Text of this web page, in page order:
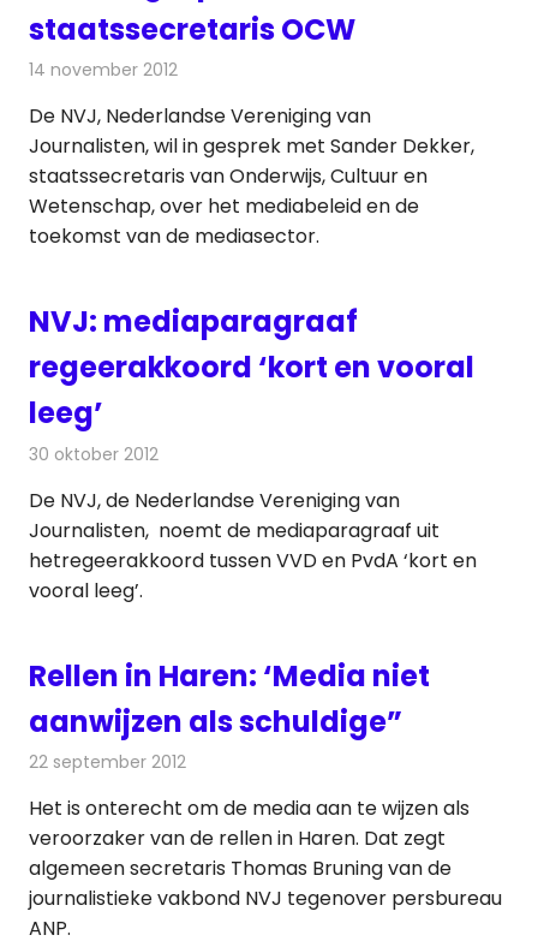
staatssecretaris OCW
14 november 2012
De NVJ, Nederlandse Vereniging van
Journalisten, wil in gesprek met Sander Dekker,
staatssecretaris van Onderwijs, Cultuur en
Wetenschap, over het mediabeleid en de
toekomst van de mediasector.
NVJ: mediaparagraaf
regeerakkoord ‘kort en vooral
leeg’
30 oktober 2012
De NVJ, de Nederlandse Vereniging van
Journalisten, noemt de mediaparagraaf uit
hetregeerakkoord tussen VVD en PvdA ‘kort en
vooral leeg’.
Rellen in Haren: ‘Media niet
aanwijzen als schuldige”
22 september 2012
Het is onterecht om de media aan te wijzen als
veroorzaker van de rellen in Haren. Dat zegt
algemeen secretaris Thomas Bruning van de
journalistieke vakbond NVJ tegenover persbureau
ANP.